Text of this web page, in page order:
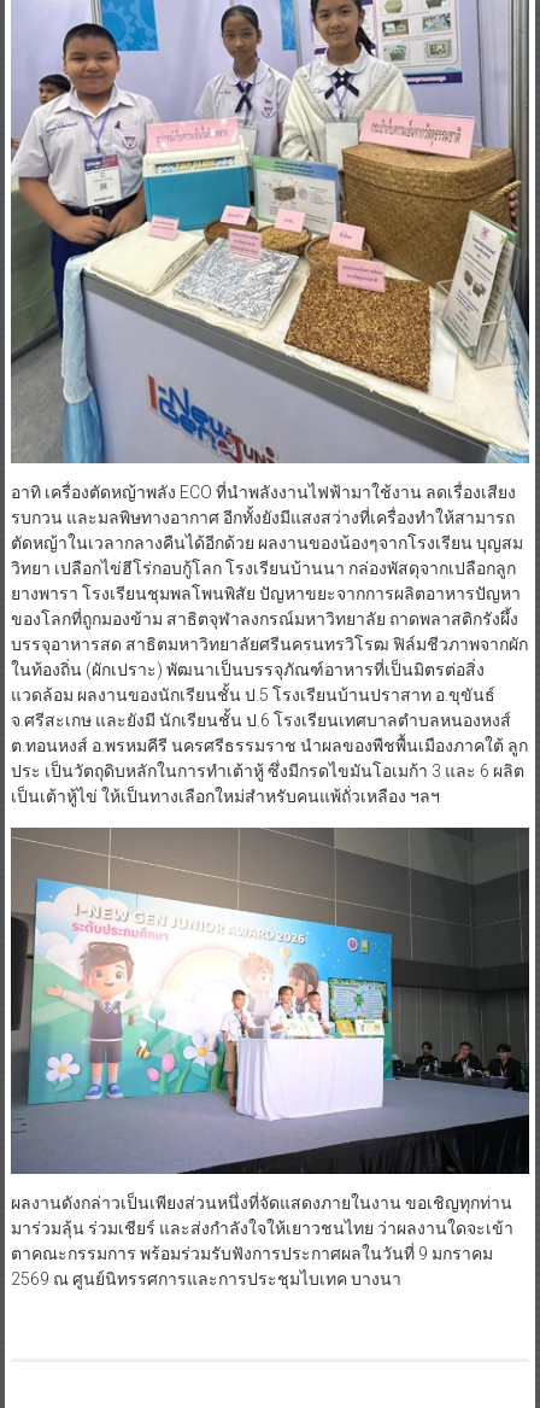
อาทิ เครื่องตัดหญ้าพลัง ECO ที่นำพลังงานไฟฟ้ามาใช้งาน ลดเรื่องเสียง
รบกวน และมลพิษทางอากาศ อีกทั้งยังมีแสงสว่างที่เครื่องทำให้สามารถ
ตัดหญ้าในเวลากลางคืนได้อีกด้วย ผลงานของน้องๆจากโรงเรียน บุญสม
วิทยา เปลือกไข่ฮีโร่กอบกู้โลก โรงเรียนบ้านนา กล่องพัสดุจากเปลือกลูก
ยางพารา โรงเรียนชุมพลโพนพิสัย ปัญหาขยะจากการผลิตอาหารปัญหา
ของโลกที่ถูกมองข้าม สาธิตจุฬาลงกรณ์มหาวิทยาลัย ถาดพลาสติกรังผึ้ง
บรรจุอาหารสด สาธิตมหาวิทยาลัยศรีนครนทรวิโรฒ ฟิล์มชีวภาพจากผัก
ในท้องถิ่น (ผักเปราะ) พัฒนาเป็นบรรจุภัณฑ์อาหารที่เป็นมิตรต่อสิ่ง
แวดล้อม ผลงานของนักเรียนชั้น ป.5 โรงเรียนบ้านปราสาท อ.ขุขันธ์
จ.ศรีสะเกษ และยังมี นักเรียนชั้น ป.6 โรงเรียนเทศบาลตำบลหนองหงส์
ต.ทอนหงส์ อ.พรหมคีรี นครศรีธรรมราช นำผลของพืชพื้นเมืองภาคใต้ ลูก
ประ เป็นวัตถุดิบหลักในการทำเต้าหู้ ซึ่งมีกรดไขมันโอเมก้า 3 และ 6 ผลิต
เป็นเต้าหู้ไข่ ให้เป็นทางเลือกใหม่สำหรับคนแพ้ถั่วเหลือง ฯลฯ
ผลงานดังกล่าวเป็นเพียงส่วนหนึ่งที่จัดแสดงภายในงาน ขอเชิญทุกท่าน
มาร่วมลุ้น ร่วมเชียร์ และส่งกำลังใจให้เยาวชนไทย ว่าผลงานใดจะเข้า
ตาคณะกรรมการ พร้อมร่วมรับฟังการประกาศผลในวันที่ 9 มกราคม
2569 ณ ศูนย์นิทรรศการและการประชุมไบเทค บางนา